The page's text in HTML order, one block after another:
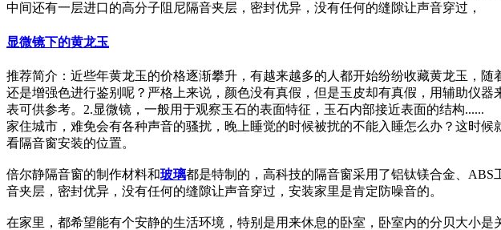
中间还有一层进口的高分子阻尼隔音夹层，密封优异，没有任何的缝隙让声音穿过，
显微镜下的黄龙玉
推荐简介：近些年黄龙玉的价格逐渐攀升，有越来越多的人都开始纷纷收藏黄龙玉，
还是增强色进行鉴别呢？严格上来说，颜色没有真假，但是玉皮却有真假，用辅助仪
表可供参考。2.显微镜，一般用于观察玉石的表面特征，玉石内部接近表面的结构......
家住城市，难免会有各种声音的骚扰，晚上睡觉的时候被扰的不能入睡怎么办？这时候
看隔音窗安装的位置。
倍尔静隔音窗的制作材料和玻璃都是特制的，高科技的隔音窗采用了铝钛镁合金、ABS
音夹层，密封优异，没有任何的缝隙让声音穿过，安装家里是肯定防噪音的。
在家里，都希望能有个安静的生活环境，特别是用来休息的卧室，卧室内的分贝大小是